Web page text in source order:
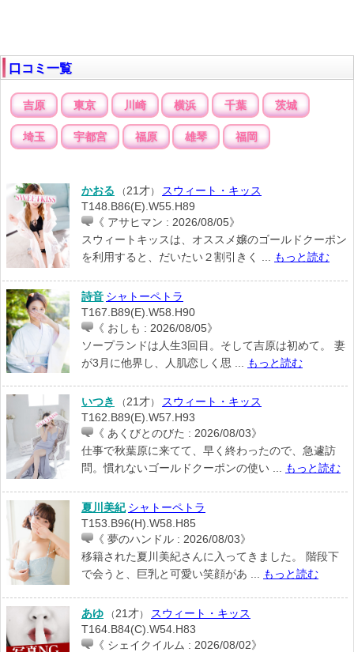
口コミ一覧
吉原 東京 川崎 横浜 千葉 茨城
埼玉 宇都宮 福原 雄琴 福岡
かおる （ 21才）
スウィート・キッス
T148.B86(E).W55.H89
《 アサヒマン : 2026/08/05》
スウィートキッスは、オススメ嬢のゴールドクーポン
を利用すると、だいたい２割引きく ...
もっと読む
詩音 シャトーペトラ
T167.B89(E).W58.H90
《 おしも : 2026/08/05》
ソープランドは人生3回目。そして吉原は初めて。 妻
が3月に他界し、人肌恋しく思 ...
もっと読む
いつき （21才） スウィート・キッス
T162.B89(E).W57.H93
《 あくびとのびた : 2026/08/03》
仕事で秋葉原に来てて、早く終わったので、急遽訪
問。慣れないゴールドクーポンの使い ... もっと読む
夏川美紀 シャトーペトラ
T153.B96(H).W58.H85
《 夢のハンドル : 2026/08/03》
移籍された夏川美紀さんに入ってきました。 階段下
で会うと、巨乳と可愛い笑顔があ ...
もっと読む
あゆ （ 21才）
スウィート・キッス
T164.B84(C).W54.H83
《 シェイクイルム : 2026/08/02》